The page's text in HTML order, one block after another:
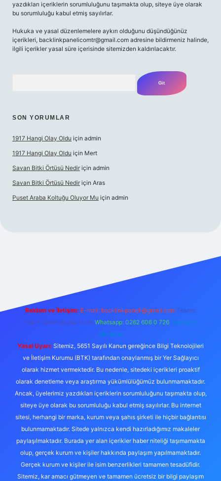
yazdıkları içeriklerin sorumluluğunu taşımakta olup, siteye üye olarak
bu sorumluluğu kabul etmiş sayılırlar.
Hukuka ve yasal düzenlemelere aykırı olduğunu düşündüğünüz
içerikleri, backlinkpanelicomtr@gmail.com adresine bildirmeniz halinde,
ilgili içerikler yasal süre içerisinde sitemizden kaldırılacaktır.
SON YORUMLAR
1917 Hangi Olay Oldu için admin
1917 Hangi Olay Oldu için Mert
Savan Bitki Örtüsü Nedir için admin
Savan Bitki Örtüsü Nedir için Aras
Puset Araba Koltuğu Oluyor Mu için admin
Reklam ve İletişim: E-mail: backlinkpaneli@gmail.com Teams:
forumhizmeti@gmail.com Whatsapp: 0262 606 0 726 Telegram:
@karabul
Yasal Uyarı: Sitemiz, 5651 Sayılı Kanun gereğince Bilgi Teknolojileri
ve İletişim Kurumu (BTK) tarafından onaylanmış bir Yer Sağlayıcı
olarak hizmet vermektedir. Bu nedenle, sitedeki içerikleri proaktif
olarak denetleme veya araştırma yükümlülüğümüz bulunmamaktadır.
Ancak, üyelerimiz yazdıkları içeriklerin sorumluluğunu taşımakta olup,
siteye üye olarak bu sorumluluğu kabul etmiş sayılırlar. Bu internet
sitesi, herhangi bir marka, kurum veya şahıs şirketi ile hiçbir bağlantısı
bulunmamaktadır. Sitede yalnızca kendi hazırladığımız makaleler
paylaşılmaktadır. Burada yer alan içerikler haber niteliği taşımamakta
olup, gerçek kurum ve kişiler hakkında paylaşım yapılmamaktadır.
Gerçek kurum ve kişiler ile isim benzerlikleri tamamen tesadüfidir.
Sitemiz, kar amacı gütmeyen ve tamamen ücretsiz bir bilgi paylaşım